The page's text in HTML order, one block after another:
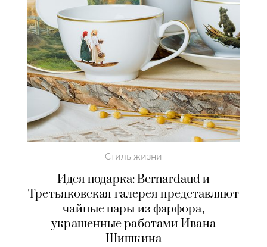
Стиль жизни
Идея подарка: Bernardaud и
Третьяковская галерея представляют
чайные пары из фарфора,
украшенные работами Ивана
Шишкина